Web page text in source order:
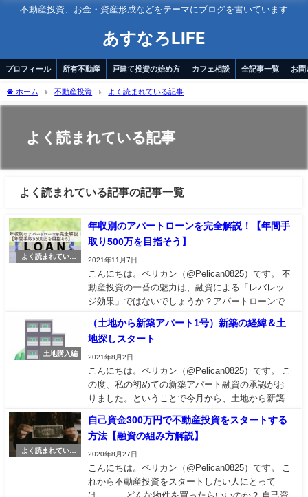
不動産投資、お金・資産形成などをテーマにブログを書いています
あすなろLIFE
プロフィール 所有不動産 戸建て投資の始め方 カフェ相談 全記事一覧 お
ホーム 不動産投資 よく読まれている記事
よく読まれている記事
よく読まれている記事の記事一覧
よく読まれている
年収別のアパートローンを完全解説！【年間手
取り500万を目指そう】
2021年11月7日
こんにちは。ペリカン（@Pelican0825）です。 不
動産投資の一番の魅力は、融資による「レバレッ
ジ効果」ではないでしょうか？アパートローンで
きれば、次の物件を買う頭金もどんどん貯まりま
す。 ただスルガショック以降は、不動産向け融資
が厳しくなり、金融機関に持ち込んでも...
土地購入編
（土地から新築アパート1号）新築の経緯＆土
地探しスタート
2021年8月2日
こんにちは。ペリカン（@Pelican0825）です。 こ
の度、私の初めての新築アパート融資の承認がお
りました。ということで今月から、土地から新築
ます。 思えば、私の新築アパート企画は、2020年
12月から検討スタートしました。そこから、土地
選定・工務店探し・融資付けなど...
よく読まれている
自己資金300万円で不動産投資をスタートする
方法【融資の組み方解説】
2020年8月27日
こんにちは。ペリカン（@Pelican0825）です。 こ
れから不動産投資をスタートしたい人にとって